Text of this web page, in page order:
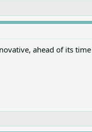
ahead of its